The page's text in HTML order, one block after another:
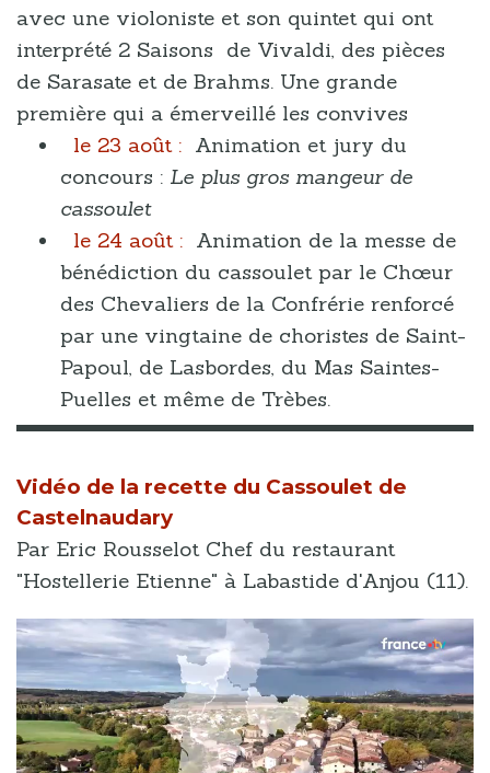
avec une violoniste et son quintet qui ont
interprété 2 Saisons de Vivaldi, des pièces
de Sarasate et de Brahms. Une grande
première qui a émerveillé les convives
le 23 août : Animation et jury du
concours : Le plus gros mangeur de
cassoulet
le 24 août : Animation de la messe de
bénédiction du cassoulet par le Chœur
des Chevaliers de la Confrérie renforcé
par une vingtaine de choristes de Saint-
Papoul, de Lasbordes, du Mas Saintes-
Puelles et même de Trèbes.
Vidéo de la recette du Cassoulet de
Castelnaudary
Par Eric Rousselot Chef du restaurant
"Hostellerie Etienne" à Labastide d'Anjou (11).